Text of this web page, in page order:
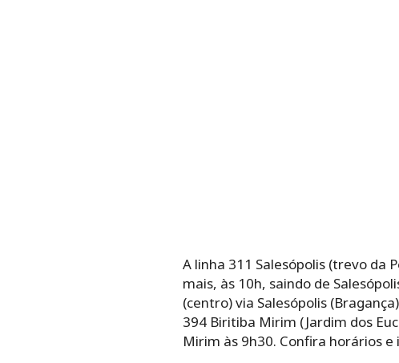
A linha 311 Salesópolis (trevo da
mais, às 10h, saindo de
(centro) via Salesópolis
394 Biritiba Mirim (Jardim dos
Mirim às 9h30. Confira horários